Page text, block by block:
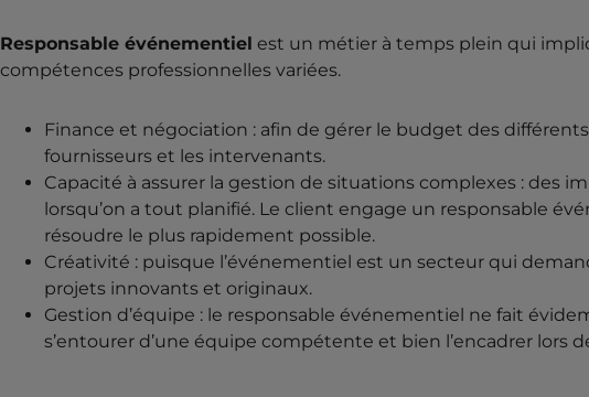
Responsable événementiel est un métier à temps plein qui
compétences professionnelles variées.
Finance et négociation : afin de gérer le budget des
fournisseurs et les intervenants.
Capacité à assurer la gestion de situations complexes : des
lorsqu’on a tout planifié. Le client engage un responsable
résoudre le plus rapidement possible.
Créativité : puisque l’événementiel est un secteur qui
projets innovants et originaux.
Gestion d’équipe : le responsable événementiel ne fait
s’entourer d’une équipe compétente et bien l’encadrer lors